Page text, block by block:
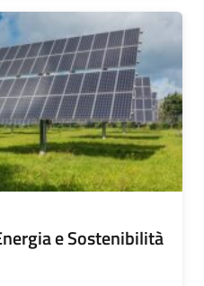
e Sostenibilità